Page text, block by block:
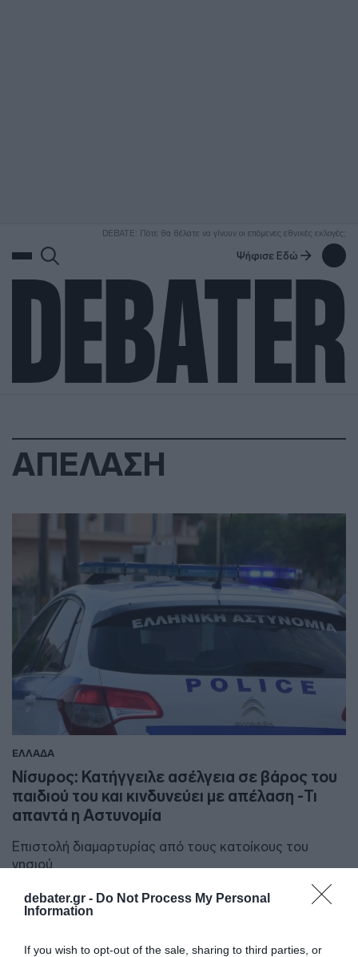
debater.gr - Do Not Process My Personal
Information
If you wish to opt-out of the sale, sharing to third parties, or
DEBATE: Πότε θα θέλατε να γίνουν οι επόμενες εθνικές εκλογές;
Ψήφισε Εδώ
ΑΠΕΛΑΣΗ
ΕΛΛΑΔΑ
Νίσυρος: Κατήγγειλε ασέλγεια σε βάρος του
παιδιού του και κινδυνεύει με απέλαση -Τι
απαντά η Αστυνομία
Επιστολή διαμαρτυρίας από τους κατοίκους του
νησιού
18.04.2024 - 12:07